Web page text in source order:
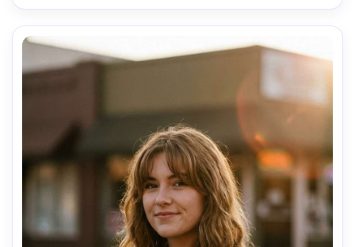
natural de cabello, enfoque nítido, alta resolución --ar 4:5